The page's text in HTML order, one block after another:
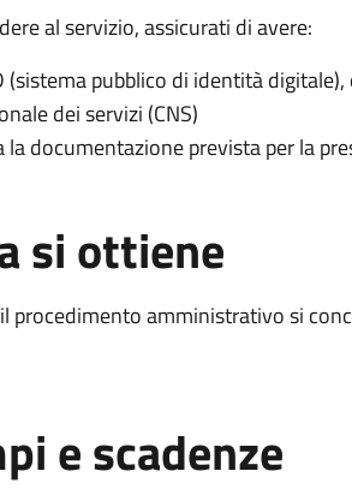
al servizio, assicurati di avere:
(sistema pubblico di identità
dei servizi (CNS)
documentazione prevista per la
si ottiene
procedimento amministrativo si
e scadenze